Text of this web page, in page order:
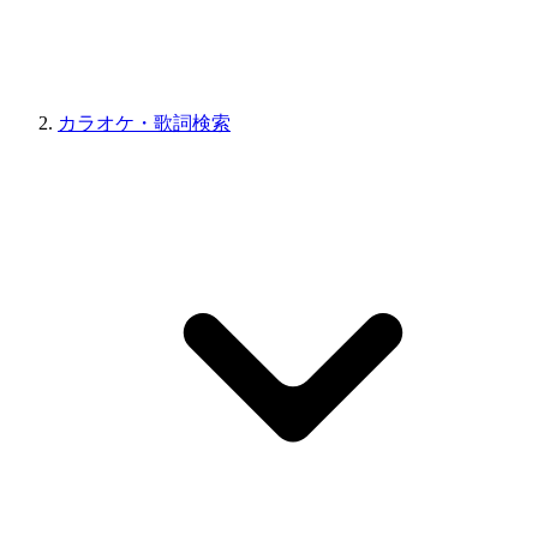
カラオケ・歌詞検索